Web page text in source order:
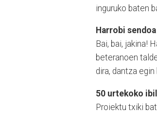
inguruko baten
Harrobi
Bai, bai, jakina!
beteranoen
dira, dantza
50 urtekoko
Proiektu txiki